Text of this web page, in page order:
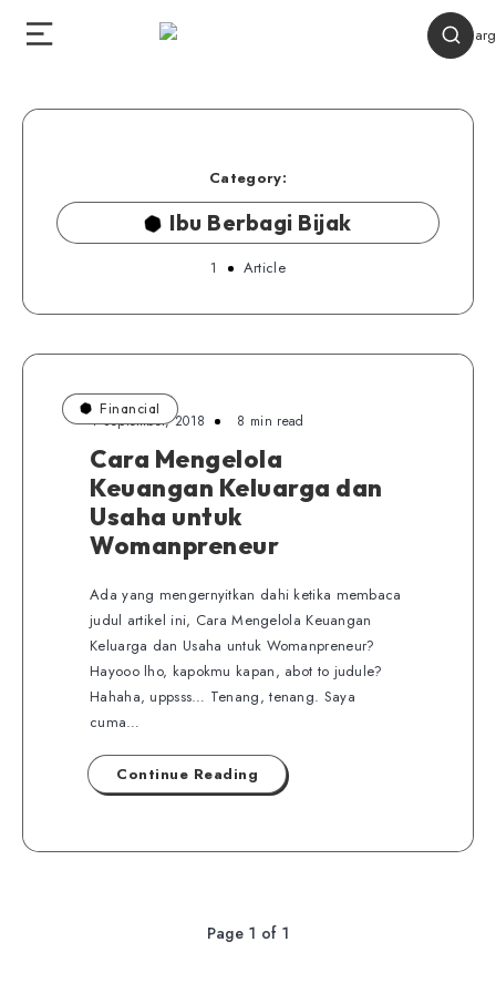
Category:
Ibu Berbagi Bijak
1 Article
Financial
4 September, 2018 8 min read
Cara Mengelola
Keuangan Keluarga dan
Usaha untuk
Womanpreneur
Ada yang mengernyitkan dahi ketika membaca
judul artikel ini, Cara Mengelola Keuangan
Keluarga dan Usaha untuk Womanpreneur?
Hayooo lho, kapokmu kapan, abot to judule?
Hahaha, uppsss… Tenang, tenang. Saya
cuma…
Continue Reading
Page 1 of 1